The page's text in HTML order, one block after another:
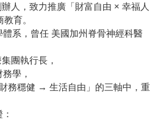
人，致力推廣「財富自由 × 幸福人
育。
系，曾任 美國加州脊骨神經科醫
團執行長，
學，
務穩健 → 生活自由」的三軸中，重